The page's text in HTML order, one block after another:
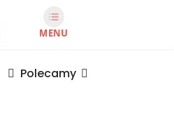
MENU
Polecamy